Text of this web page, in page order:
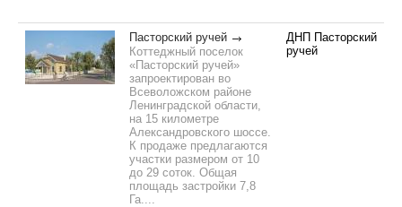
Пасторский ручей
Коттеджный поселок
«Пасторский ручей»
запроектирован во
Всеволожском районе
Ленинградской области,
на 15 километре
Александровского шоссе.
К продаже предлагаются
участки размером от 10
до 29 соток. Общая
площадь застройки 7,8
Га....
ДНП Пасторский
ручей